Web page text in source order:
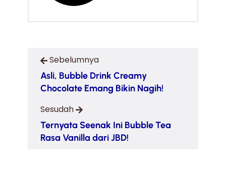
Sebelumnya
Asli, Bubble Drink Creamy
Chocolate Emang Bikin Nagih!
Sesudah
Ternyata Seenak Ini Bubble Tea
Rasa Vanilla dari JBD!